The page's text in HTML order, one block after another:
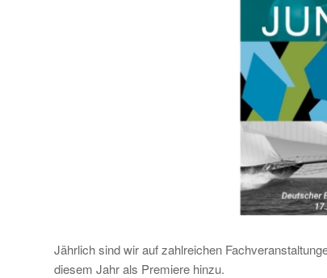
Jährlich sind wir auf zahlreichen
diesem Jahr als Premiere hinzu.